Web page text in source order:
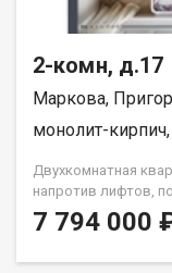
2-комн, д.17
Маркова,
монолит-
Двухкомнатная
напротив лифтов,
маленьким
возможностями.
7 794 000